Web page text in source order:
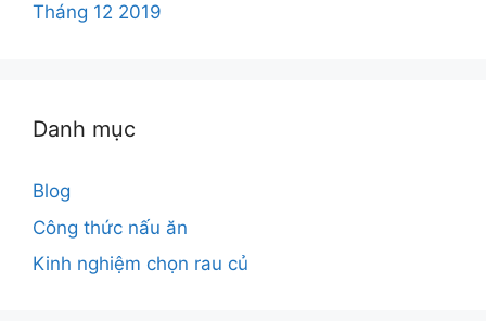
Tháng 12 2019
Danh mục
Blog
Công thức nấu ăn
Kinh nghiệm chọn rau củ